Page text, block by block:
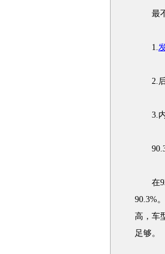
最不
1.
2.后
3.内
在93
90.3%
高，车
足够。